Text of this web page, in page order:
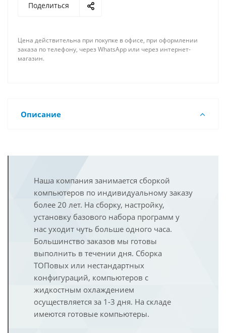
Поделиться
Цена действительна при покупке в офисе, при оформлении
заказа по телефону, через WhatsApp или через интернет-
магазин.
Описание
Наша компания занимается сборкой
компьютеров по индивидуальному заказу
более 20 лет. На сборку, настройку,
установку базового набора программ у
нас уходит чуть больше одного часа.
Большинство заказов мы готовы
выполнить в течении дня. Сборка
ТОПовых или нестандартных
конфигураций, компьютеров с
жидкостным охлаждением
осуществляется за 1-3 дня. На складе
имеются готовые компьютеры.